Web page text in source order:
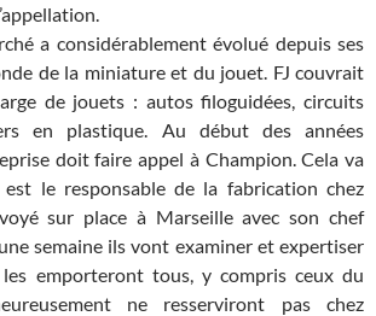
a considérablement évolué depuis ses
de la miniature et du jouet. FJ couvrait
de jouets : autos filoguidées, circuits
en plastique. Au début des années
doit faire appel à Champion. Cela va
le responsable de la fabrication chez
sur place à Marseille avec son chef
semaine ils vont examiner et expertiser
les emporteront tous, y compris ceux du
ne resserviront pas chez